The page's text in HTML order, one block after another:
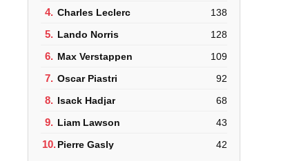
4. Charles Leclerc 138
5. Lando Norris 128
6. Max Verstappen 109
7. Oscar Piastri 92
8. Isack Hadjar 68
9. Liam Lawson 43
10.Pierre Gasly 42